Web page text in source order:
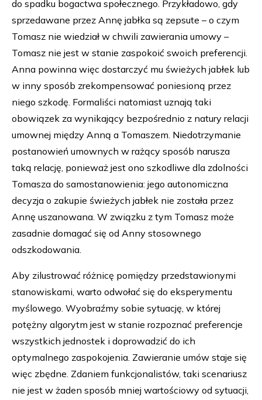
do spadku bogactwa społecznego. Przykładowo, gdy
sprzedawane przez Annę jabłka są zepsute – o czym
Tomasz nie wiedział w chwili zawierania umowy –
Tomasz nie jest w stanie zaspokoić swoich preferencji.
Anna powinna więc dostarczyć mu świeżych jabłek lub
w inny sposób zrekompensować poniesioną przez
niego szkodę. Formaliści natomiast uznają taki
obowiązek za wynikający bezpośrednio z natury relacji
umownej między Anną a Tomaszem. Niedotrzymanie
postanowień umownych w rażący sposób narusza
taką relację, ponieważ jest ono szkodliwe dla zdolności
Tomasza do samostanowienia: jego autonomiczna
decyzja o zakupie świeżych jabłek nie została przez
Annę uszanowana. W związku z tym Tomasz może
zasadnie domagać się od Anny stosownego
odszkodowania.
Aby zilustrować różnicę pomiędzy przedstawionymi
stanowiskami, warto odwołać się do eksperymentu
myślowego. Wyobraźmy sobie sytuację, w której
potężny algorytm jest w stanie rozpoznać preferencje
wszystkich jednostek i doprowadzić do ich
optymalnego zaspokojenia. Zawieranie umów staje się
więc zbędne. Zdaniem funkcjonalistów, taki scenariusz
nie jest w żaden sposób mniej wartościowy od sytuacji,